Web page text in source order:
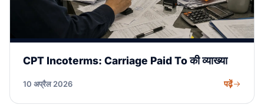
CPT Incoterms: Carriage Paid To की व्याख्या
10 अप्रैल 2026 पढ़ें